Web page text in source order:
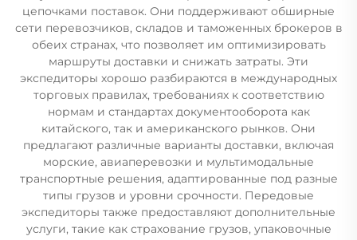
цепочками поставок. Они поддерживают обширные
сети перевозчиков, складов и таможенных брокеров в
обеих странах, что позволяет им оптимизировать
маршруты доставки и снижать затраты. Эти
экспедиторы хорошо разбираются в международных
торговых правилах, требованиях к соответствию
нормам и стандартах документооборота как
китайского, так и американского рынков. Они
предлагают различные варианты доставки, включая
морские, авиаперевозки и мультимодальные
транспортные решения, адаптированные под разные
типы грузов и уровни срочности. Передовые
экспедиторы также предоставляют дополнительные
услуги, такие как страхование грузов, упаковочные